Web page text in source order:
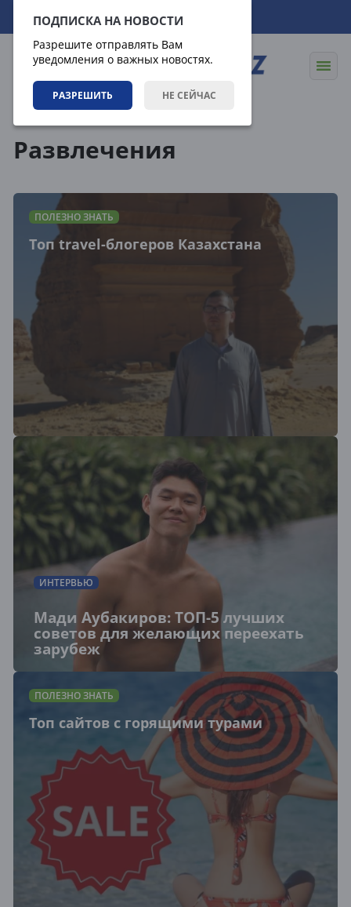
ПОДПИСКА НА НОВОСТИ
Разрешите отправлять Вам
уведомления о важных новостях.
РАЗРЕШИТЬ НЕ СЕЙЧАС
06.08.2026 12:18:47
Развлечения
ПОЛЕЗНО ЗНАТЬ
Топ travel-блогеров Казахстана
ИНТЕРВЬЮ
Мади Аубакиров: ТОП-5 лучших
советов для желающих переехать
зарубеж
ПОЛЕЗНО ЗНАТЬ
Топ сайтов с горящими турами